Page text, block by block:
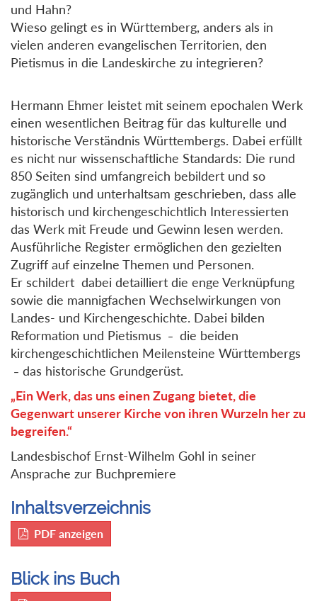
und Hahn?
Wieso gelingt es in Württemberg, anders als in
vielen anderen evangelischen Territorien, den
Pietismus in die Landeskirche zu integrieren?
Hermann Ehmer leistet mit seinem epochalen Werk
einen wesentlichen Beitrag für das kulturelle und
historische Verständnis Württembergs. Dabei erfüllt
es nicht nur wissenschaftliche Standards: Die rund
850 Seiten sind umfangreich bebildert und so
zugänglich und unterhaltsam geschrieben, dass alle
historisch und kirchengeschichtlich Interessierten
das Werk mit Freude und Gewinn lesen werden.
Ausführliche Register ermöglichen den gezielten
Zugriff auf einzelne Themen und Personen.
Er schildert dabei detailliert die enge Verknüpfung
sowie die mannigfachen Wechselwirkungen von
Landes- und Kirchengeschichte. Dabei bilden
Reformation und Pietismus
–
die beiden
kirchengeschichtlichen Meilensteine Württembergs
– das historische Grundgerüst.
„Ein Werk, das uns einen Zugang bietet, die
Gegenwart unserer Kirche von ihren Wurzeln her zu
begreifen.“
Landesbischof Ernst-Wilhelm Gohl in seiner
Ansprache zur Buchpremiere
Inhaltsverzeichnis
PDF anzeigen
Blick ins Buch